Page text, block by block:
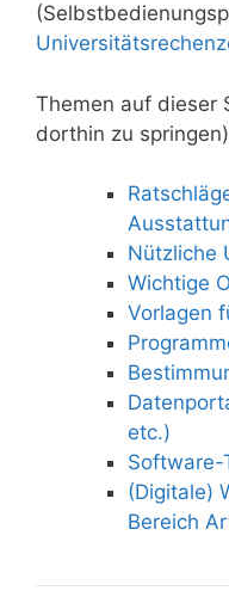
Themen auf dieser
dorthin zu
Nützliche
Wichtige
Vorlagen
etc.)
Software-
(Digitale)
Bereich